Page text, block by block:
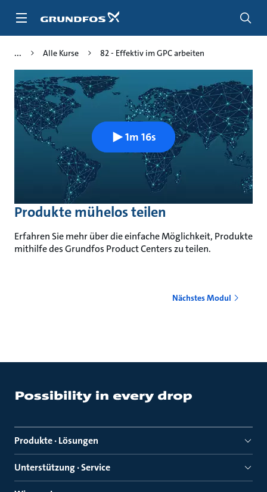
Inhalt
Alle Kurse 82 - Effektiv im GPC arbeiten
1m 16s
Produkte mühelos teilen
Erfahren Sie mehr über die einfache Möglichkeit, Produkte
mithilfe des Grundfos Product Centers zu teilen.
Nächstes Modul
Produkte · Lösungen
Unterstützung · Service